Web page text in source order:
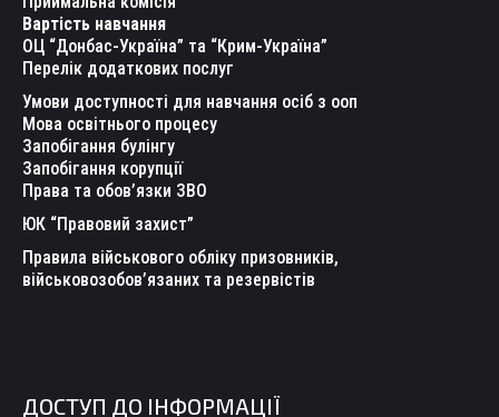
windowwindowwindowwindow
Вартість навчання
ОЦ “Донбас-Україна” та “Крим-Україна”
Перелік додаткових послуг
Умови доступності для навчання осіб з ооп
Мова освітнього процесу
Запобігання булінгу
Запобігання корупції
Права та обов’язки ЗВО
ЮК “Правовий захист”
Правила військового обліку призовників,
військовозобов’язаних та резервістів
ДОСТУП ДО ІНФОРМАЦІЇ